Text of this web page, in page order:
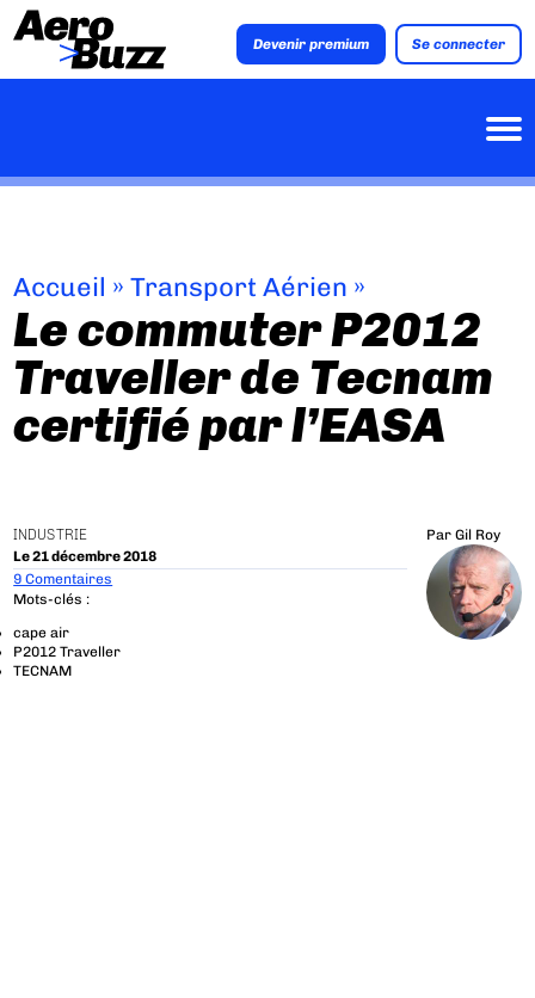
Devenir premium Se connecter
Accueil »Transport Aérien »
Le commuter P2012
Traveller de Tecnam
certifié par l’EASA
INDUSTRIE
Le 21 décembre 2018
Par Gil Roy
9 Comentaires
Mots-clés :
cape air
P2012 Traveller
TECNAM